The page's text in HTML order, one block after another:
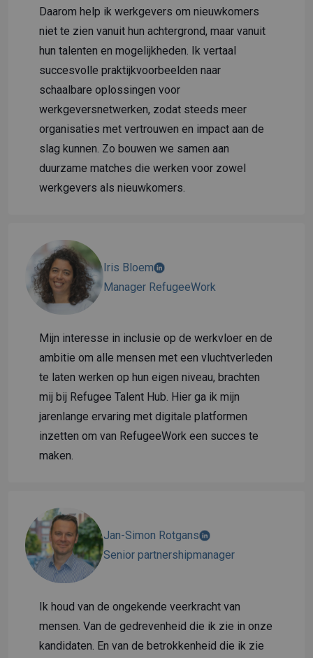
Daarom help ik werkgevers om nieuwkomers
niet te zien vanuit hun achtergrond, maar vanuit
hun talenten en mogelijkheden. Ik vertaal
succesvolle praktijkvoorbeelden naar
schaalbare oplossingen voor
werkgeversnetwerken, zodat steeds meer
organisaties met vertrouwen en impact aan de
slag kunnen. Zo bouwen we samen aan
duurzame matches die werken voor zowel
werkgevers als nieuwkomers.
Iris Bloem
Manager RefugeeWork
Mijn interesse in inclusie op de werkvloer en de
ambitie om alle mensen met een vluchtverleden
te laten werken op hun eigen niveau, brachten
mij bij Refugee Talent Hub. Hier ga ik mijn
jarenlange ervaring met digitale platformen
inzetten om van RefugeeWork een succes te
maken.
Jan-Simon Rotgans
Senior partnershipmanager
Ik houd van de ongekende veerkracht van
mensen. Van de gedrevenheid die ik zie in onze
kandidaten. En van de betrokkenheid die ik zie